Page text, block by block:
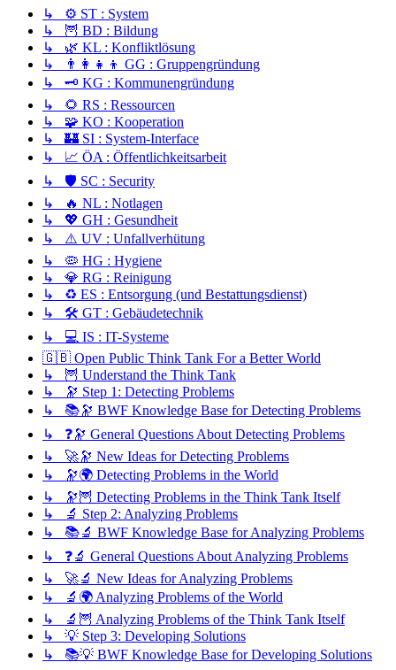
↳ ⚙️ ST : System
↳ 🦉 BD : Bildung
↳ 🌿 KL : Konfliktlösung
↳ 👨‍👩‍👧‍👦 GG : Gruppengründung
↳ 🗝️ KG : Kommunengründung
↳ 🌻 RS : Ressourcen
↳ 🧩 KO : Kooperation
↳ 🏰 SI : System-Interface
↳ 📈 ÖA : Öffentlichkeitsarbeit
↳ 🛡️ SC : Security
↳ 🔥 NL : Notlagen
↳ 💖 GH : Gesundheit
↳ ⚠️ UV : Unfallverhütung
↳ 🦠 HG : Hygiene
↳ 💎 RG : Reinigung
↳ ♻️ ES : Entsorgung (und Bestattungsdienst)
↳ 🛠️ GT : Gebäudetechnik
↳ 💻 IS : IT-Systeme
🇬🇧 Open Public Think Tank For a Better World
↳ 🦉 Understand the Think Tank
↳ 🔭 Step 1: Detecting Problems
↳ 📚🔭 BWF Knowledge Base for Detecting Problems
↳ ❓🔭 General Questions About Detecting Problems
↳ 🚀🔭 New Ideas for Detecting Problems
↳ 🔭🌍 Detecting Problems in the World
↳ 🔭🦉 Detecting Problems in the Think Tank Itself
↳ 🔬 Step 2: Analyzing Problems
↳ 📚🔬 BWF Knowledge Base for Analyzing Problems
↳ ❓🔬 General Questions About Analyzing Problems
↳ 🚀🔬 New Ideas for Analyzing Problems
↳ 🔬🌍 Analyzing Problems of the World
↳ 🔬🦉 Analyzing Problems of the Think Tank Itself
↳ 💡 Step 3: Developing Solutions
↳ 📚💡 BWF Knowledge Base for Developing Solutions